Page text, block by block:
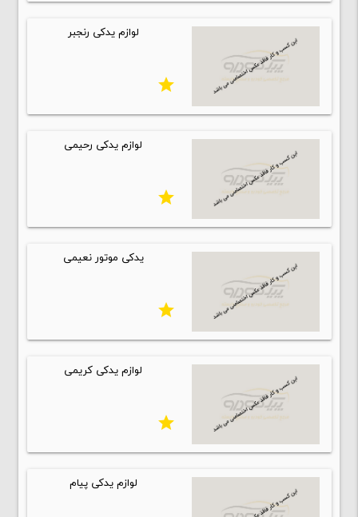
لوازم یدکی رنجبر
star
لوازم یدکی رحیمی
star
یدکی موتور نعیمی
star
لوازم یدکی کریمی
star
لوازم یدکی پیام